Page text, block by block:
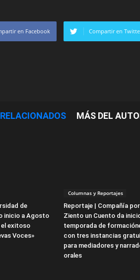
en Facebook Compartir en
MÁS DEL
de
inicio a Agosto
el exitoso
Voces»
Columnas y Reportajes
Reportaje | Compañía
Ziento un Cuento da
temporada de
con tres instancias
para mediadores y
orales